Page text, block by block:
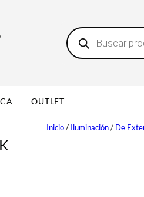
B
ú
s
p
OUTLET
Inicio/ Iluminación/ De